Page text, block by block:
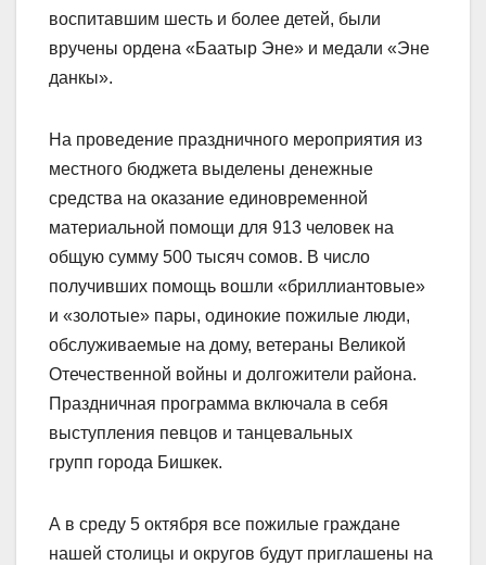
воспитавшим шесть и более детей, были
вручены ордена «Баатыр Эне» и медали «Эне
данкы».
На проведение праздничного мероприятия из
местного бюджета выделены денежные
средства на оказание единовременной
материальной помощи для 913 человек на
общую сумму 500 тысяч сомов. В число
получивших помощь вошли «бриллиантовые»
и «золотые» пары, одинокие пожилые люди,
обслуживаемые на дому, ветераны Великой
Отечественной войны и долгожители района.
Праздничная программа включала в себя
выступления певцов и танцевальных
групп города Бишкек.
А в среду 5 октября все пожилые граждане
нашей столицы и округов будут приглашены на